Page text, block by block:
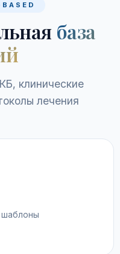
база
клинические
лечения
шаблоны